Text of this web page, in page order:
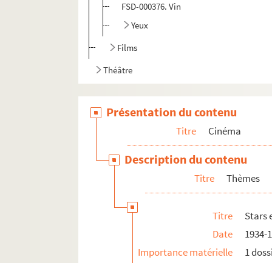
FSD-000376. Vin
Yeux
Films
Théâtre
Présentation du contenu
Titre Cinéma
Description du contenu
Titre Thèmes
Titre
Stars
Date
1934-
Importance matérielle
1